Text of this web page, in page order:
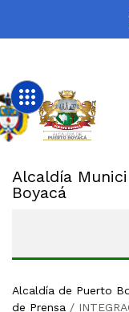
Alcaldía
Boyacá
Alcaldía de Puerto
de Prensa /